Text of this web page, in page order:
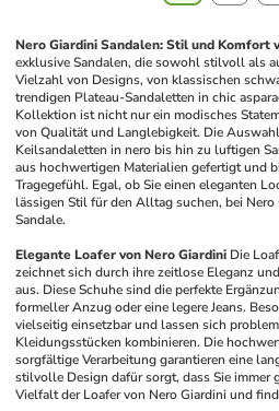
Nero Giardini Sandalen: Stil und Komfort
exklusive Sandalen, die sowohl stilvoll als
Vielzahl von Designs, von klassischen
trendigen Plateau-Sandaletten in chic
Kollektion ist nicht nur ein modisches
von Qualität und Langlebigkeit. Die
Keilsandaletten in nero bis hin zu luftigen
aus hochwertigen Materialien gefertigt und
Tragegefühl. Egal, ob Sie einen eleganten
lässigen Stil für den Alltag suchen, bei Nero
Sandale.
Elegante Loafer von Nero Giardini Die
zeichnet sich durch ihre zeitlose Eleganz
aus. Diese Schuhe sind die perfekte
formeller Anzug oder eine legere Jeans.
vielseitig einsetzbar und lassen sich
Kleidungsstücken kombinieren. Die
sorgfältige Verarbeitung garantieren eine
stilvolle Design dafür sorgt, dass Sie immer
Vielfalt der Loafer von Nero Giardini und